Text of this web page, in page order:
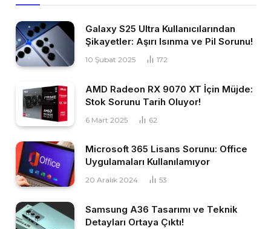
Galaxy S25 Ultra Kullanıcılarından
Şikayetler: Aşırı Isınma ve Pil Sorunu!
10 Şubat 2025 172
AMD Radeon RX 9070 XT İçin Müjde:
Stok Sorunu Tarih Oluyor!
6 Mart 2025 62
Microsoft 365 Lisans Sorunu: Office
Uygulamaları Kullanılamıyor
20 Aralık 2024 53
Samsung A36 Tasarımı ve Teknik
Detayları Ortaya Çıktı!